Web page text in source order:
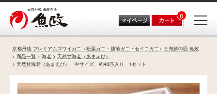
マイページ カート 0
京都丹後 プレミアムズワイガニ（松葉ガニ・越前ガニ・セイコガニ）と海鮮の匠 魚政
商品一覧
海老
天然甘海老（あまえび）
天然甘海老（あまえび） 中サイズ 約40匹入り 1セット